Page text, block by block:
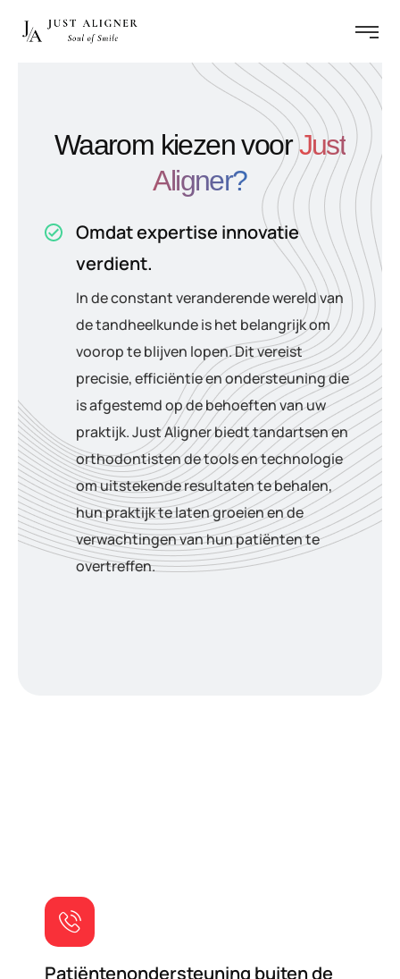
Waarom kiezen voorJust
Aligner?
Omdat expertise innovatie
verdient.
In de constant veranderende wereld van
de tandheelkunde is het belangrijk om
voorop te blijven lopen. Dit vereist
precisie, efficiëntie en ondersteuning die
is afgestemd op de behoeften van uw
praktijk. Just Aligner biedt tandartsen en
orthodontisten de tools en technologie
om uitstekende resultaten te behalen,
hun praktijk te laten groeien en de
verwachtingen van hun patiënten te
overtreffen.
Patiëntenondersteuning buiten de